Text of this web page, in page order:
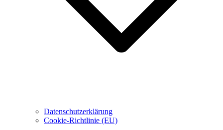
Datenschutzerklärung
Cookie-Richtlinie (EU)